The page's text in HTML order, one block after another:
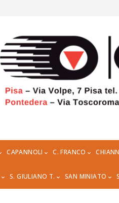
CAPANNOLI C. FRANCO
S. GIULIANO T. SAN MINIATO